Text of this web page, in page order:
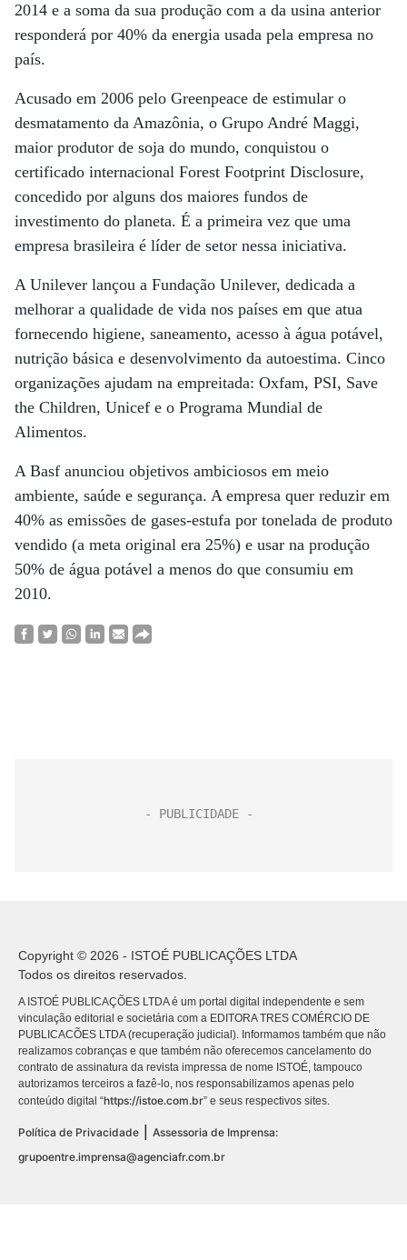
2014 e a soma da sua produção com a da usina anterior
responderá por 40% da energia usada pela empresa no
país.
Acusado em 2006 pelo Greenpeace de estimular o
desmatamento da Amazônia, o Grupo André Maggi,
maior produtor de soja do mundo, conquistou o
certificado internacional Forest Footprint Disclosure,
concedido por alguns dos maiores fundos de
investimento do planeta. É a primeira vez que uma
empresa brasileira é líder de setor nessa iniciativa.
A Unilever lançou a Fundação Unilever, dedicada a
melhorar a qualidade de vida nos países em que atua
fornecendo higiene, saneamento, acesso à água potável,
nutrição básica e desenvolvimento da autoestima. Cinco
organizações ajudam na empreitada: Oxfam, PSI, Save
the Children, Unicef e o Programa Mundial de
Alimentos.
A Basf anunciou objetivos ambiciosos em meio
ambiente, saúde e segurança. A empresa quer reduzir em
40% as emissões de gases-estufa por tonelada de produto
vendido (a meta original era 25%) e usar na produção
50% de água potável a menos do que consumiu em
2010.
Copyright © 2026 - ISTOÉ PUBLICAÇÕES LTDA
Todos os direitos reservados.
A ISTOÉ PUBLICAÇÕES LTDA é um portal digital independente e sem
vinculação editorial e societária com a EDITORA TRES COMÉRCIO DE
PUBLICACÕES LTDA (recuperação judicial). Informamos também que não
realizamos cobranças e que também não oferecemos cancelamento do
contrato de assinatura da revista impressa de nome ISTOÉ, tampouco
autorizamos terceiros a fazê-lo, nos responsabilizamos apenas pelo
conteúdo digital “https://istoe.com.br” e seus respectivos sites.
Política de Privacidade
Assessoria de Imprensa:
grupoentre.imprensa@agenciafr.com.br